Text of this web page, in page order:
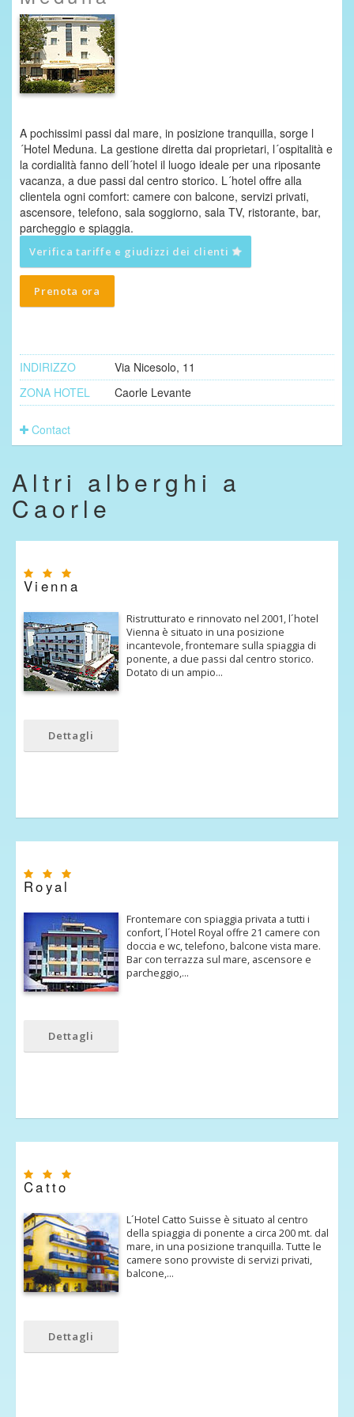
A pochissimi passi dal mare, in posizione tranquilla, sorge l
´Hotel Meduna. La gestione diretta dai proprietari, l´ospitalità e
la cordialità fanno dell´hotel il luogo ideale per una riposante
vacanza, a due passi dal centro storico. L´hotel offre alla
clientela ogni comfort: camere con balcone, servizi privati,
ascensore, telefono, sala soggiorno, sala TV, ristorante, bar,
parcheggio e spiaggia.
Verifica tariffe e giudizzi dei clienti
Prenota ora
INDIRIZZO
Via Nicesolo, 11
ZONA HOTEL
Caorle Levante
Contact
Altri alberghi a
Caorle
Vienna
Ristrutturato e rinnovato nel 2001, l´hotel
Vienna è situato in una posizione
incantevole, frontemare sulla spiaggia di
ponente, a due passi dal centro storico.
Dotato di un ampio…
Dettagli
Royal
Frontemare con spiaggia privata a tutti i
confort, l´Hotel Royal offre 21 camere con
doccia e wc, telefono, balcone vista mare.
Bar con terrazza sul mare, ascensore e
parcheggio,…
Dettagli
Catto
L´Hotel Catto Suisse è situato al centro
della spiaggia di ponente a circa 200 mt. dal
mare, in una posizione tranquilla. Tutte le
camere sono provviste di servizi privati,
balcone,…
Dettagli